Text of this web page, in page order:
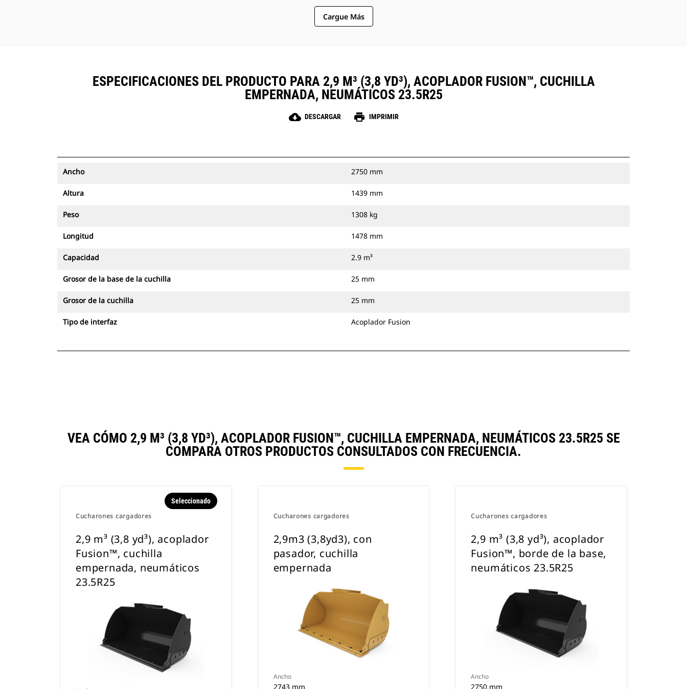
Cargue Más
ESPECIFICACIONES DEL PRODUCTO PARA 2,9 M³ (3,8 YD³), ACOPLADOR FUSION™, CUCHILLA
EMPERNADA, NEUMÁTICOS 23.5R25
cloud_download DESCARGAR print IMPRIMIR
Ancho 2750 mm
Altura 1439 mm
Peso 1308 kg
Longitud 1478 mm
Capacidad 2.9 m³
Grosor de la base de la cuchilla 25 mm
Grosor de la cuchilla 25 mm
Tipo de interfaz Acoplador Fusion
VEA CÓMO 2,9 M³ (3,8 YD³), ACOPLADOR FUSION™, CUCHILLA EMPERNADA, NEUMÁTICOS 23.5R25 SE
COMPARA OTROS PRODUCTOS CONSULTADOS CON FRECUENCIA.
Cucharones cargadores
Seleccionado
2,9 m³ (3,8 yd³), acoplador
Fusion™, cuchilla
empernada, neumáticos
23.5R25
Cucharones cargadores
2,9m3 (3,8yd3), con
pasador, cuchilla
empernada
Ancho
2743 mm
Cucharones cargadores
2,9 m³ (3,8 yd³), acoplador
Fusion™, borde de la base,
neumáticos 23.5R25
Ancho
2750 mm